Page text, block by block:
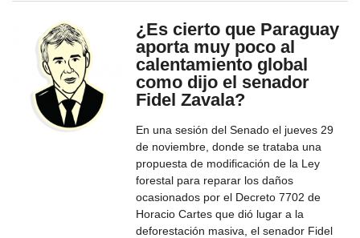
¿Es cierto que Paraguay
aporta muy poco al
calentamiento global
como dijo el senador
Fidel Zavala?
En una sesión del Senado el jueves 29
de noviembre, donde se trataba una
propuesta de modificación de la Ley
forestal para reparar los daños
ocasionados por el Decreto 7702 de
Horacio Cartes que dió lugar a la
deforestación masiva, el senador Fidel